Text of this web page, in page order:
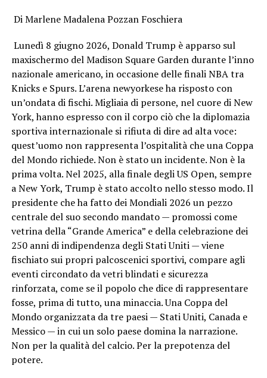
Di Marlene Madalena Pozzan Foschiera
Lunedì 8 giugno 2026, Donald Trump è apparso sul
maxischermo del Madison Square Garden durante l’inno
nazionale americano, in occasione delle finali NBA tra
Knicks e Spurs. L’arena newyorkese ha risposto con
un’ondata di fischi. Migliaia di persone, nel cuore di New
York, hanno espresso con il corpo ciò che la diplomazia
sportiva internazionale si rifiuta di dire ad alta voce:
quest’uomo non rappresenta l’ospitalità che una Coppa
del Mondo richiede. Non è stato un incidente. Non è la
prima volta. Nel 2025, alla finale degli US Open, sempre
a New York, Trump è stato accolto nello stesso modo. Il
presidente che ha fatto dei Mondiali 2026 un pezzo
centrale del suo secondo mandato — promossi come
vetrina della “Grande America” e della celebrazione dei
250 anni di indipendenza degli Stati Uniti — viene
fischiato sui propri palcoscenici sportivi, compare agli
eventi circondato da vetri blindati e sicurezza
rinforzata, come se il popolo che dice di rappresentare
fosse, prima di tutto, una minaccia. Una Coppa del
Mondo organizzata da tre paesi — Stati Uniti, Canada e
Messico — in cui un solo paese domina la narrazione.
Non per la qualità del calcio. Per la prepotenza del
potere.